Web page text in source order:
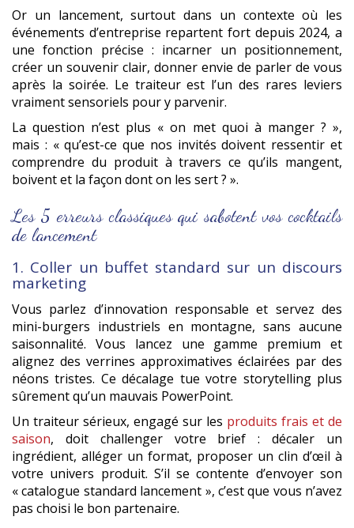
Or un lancement, surtout dans un contexte où les
événements d’entreprise repartent fort depuis 2024, a
une fonction précise : incarner un positionnement,
créer un souvenir clair, donner envie de parler de vous
après la soirée. Le traiteur est l’un des rares leviers
vraiment sensoriels pour y parvenir.
La question n’est plus « on met quoi à manger ? »,
mais : « qu’est-ce que nos invités doivent ressentir et
comprendre du produit à travers ce qu’ils mangent,
boivent et la façon dont on les sert ? ».
Les 5 erreurs classiques qui sabotent vos cocktails
de lancement
1. Coller un buffet standard sur un discours
marketing
Vous parlez d’innovation responsable et servez des
mini-burgers industriels en montagne, sans aucune
saisonnalité. Vous lancez une gamme premium et
alignez des verrines approximatives éclairées par des
néons tristes. Ce décalage tue votre storytelling plus
sûrement qu’un mauvais PowerPoint.
Un traiteur sérieux, engagé sur les produits frais et de
saison, doit challenger votre brief : décaler un
ingrédient, alléger un format, proposer un clin d’œil à
votre univers produit. S’il se contente d’envoyer son
« catalogue standard lancement », c’est que vous n’avez
pas choisi le bon partenaire.